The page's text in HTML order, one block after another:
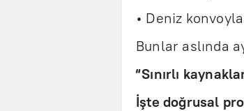
• Deniz
Bunlar aslında
“Sınırlı
İşte doğrusal